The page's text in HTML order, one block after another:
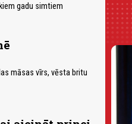
gadu simtiem
māsas vīrs, vēsta britu